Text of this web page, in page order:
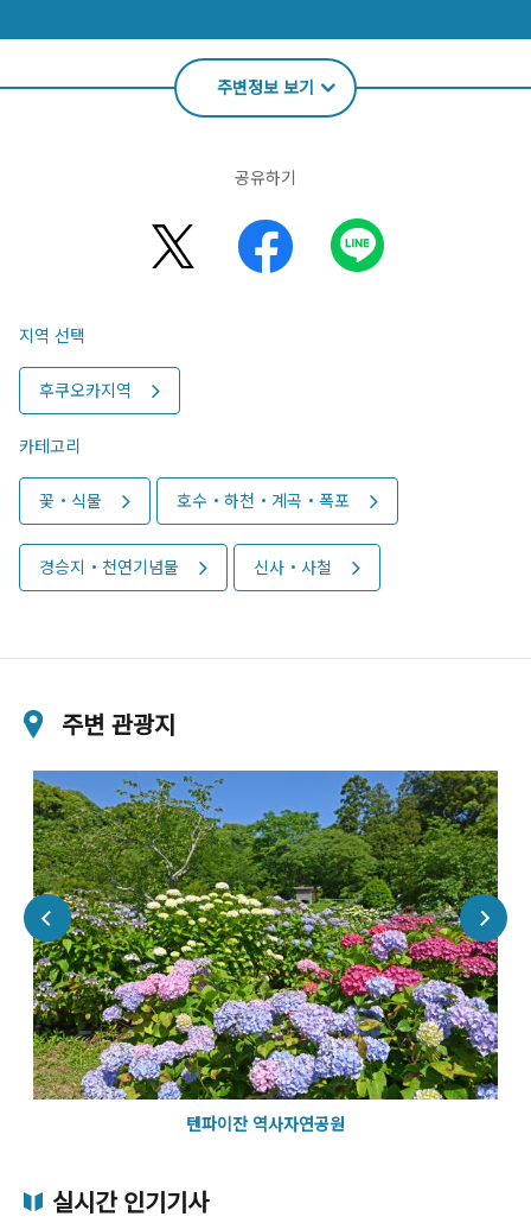
주변정보 보기
공유하기
지역 선택
후쿠오카지역
카테고리
꽃・식물 호수・하천・계곡・폭포
경승지・천연기념물 신사・사철
주변 관광지
텐파이잔 역사자연공원
실시간 인기기사